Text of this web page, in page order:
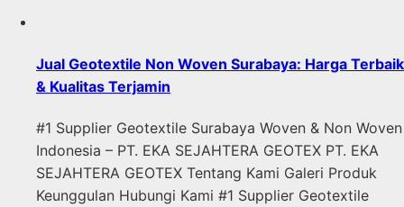
Jual Geotextile Non Woven Surabaya: Harga Terbaik
& Kualitas Terjamin
#1 Supplier Geotextile Surabaya Woven & Non Woven
Indonesia – PT. EKA SEJAHTERA GEOTEX PT. EKA
SEJAHTERA GEOTEX Tentang Kami Galeri Produk
Keunggulan Hubungi Kami #1 Supplier Geotextile